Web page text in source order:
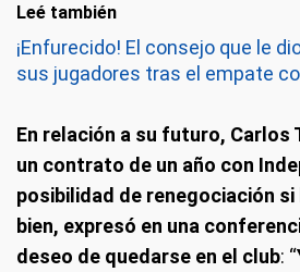
Leé también
¡Enfurecido! El consejo que le
sus jugadores tras el empate
En relación a su futuro, Carlos
un contrato de un año con
posibilidad de renegociación si
bien, expresó en una
deseo de quedarse en el club: “